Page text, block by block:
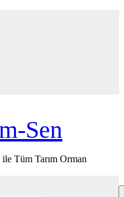
Sen
Tüm Tarım Orman